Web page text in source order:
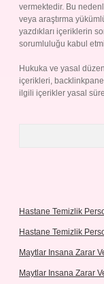
vermektedir. Bu
veya araştırma
yazdıkları içeriklerin
sorumluluğu kabul
Hukuka ve yasal
içerikleri,
ilgili içerikler yasal
Hastane Temizlik
Hastane Temizlik
Maytlar Insana Zarar
Maytlar Insana Zarar